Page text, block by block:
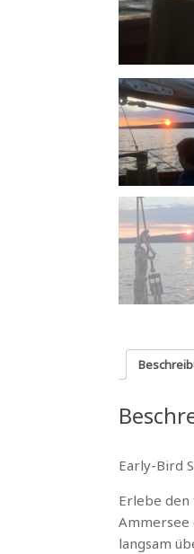
Early-Bird
Erlebe den
Ammersee
langsam